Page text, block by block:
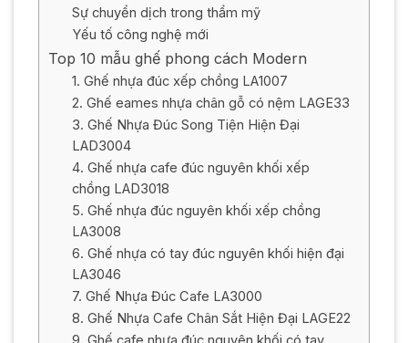
Sự chuyển dịch trong thẩm mỹ
Yếu tố công nghệ mới
Top 10 mẫu ghế phong cách Modern
1. Ghế nhựa đúc xếp chồng LA1007
2. Ghế eames nhựa chân gỗ có nệm LAGE33
3. Ghế Nhựa Đúc Song Tiện Hiện Đại
LAD3004
4. Ghế nhựa cafe đúc nguyên khối xếp
chồng LAD3018
5. Ghế nhựa đúc nguyên khối xếp chồng
LA3008
6. Ghế nhựa có tay đúc nguyên khối hiện đại
LA3046
7. Ghế Nhựa Đúc Cafe LA3000
8. Ghế Nhựa Cafe Chân Sắt Hiện Đại LAGE22